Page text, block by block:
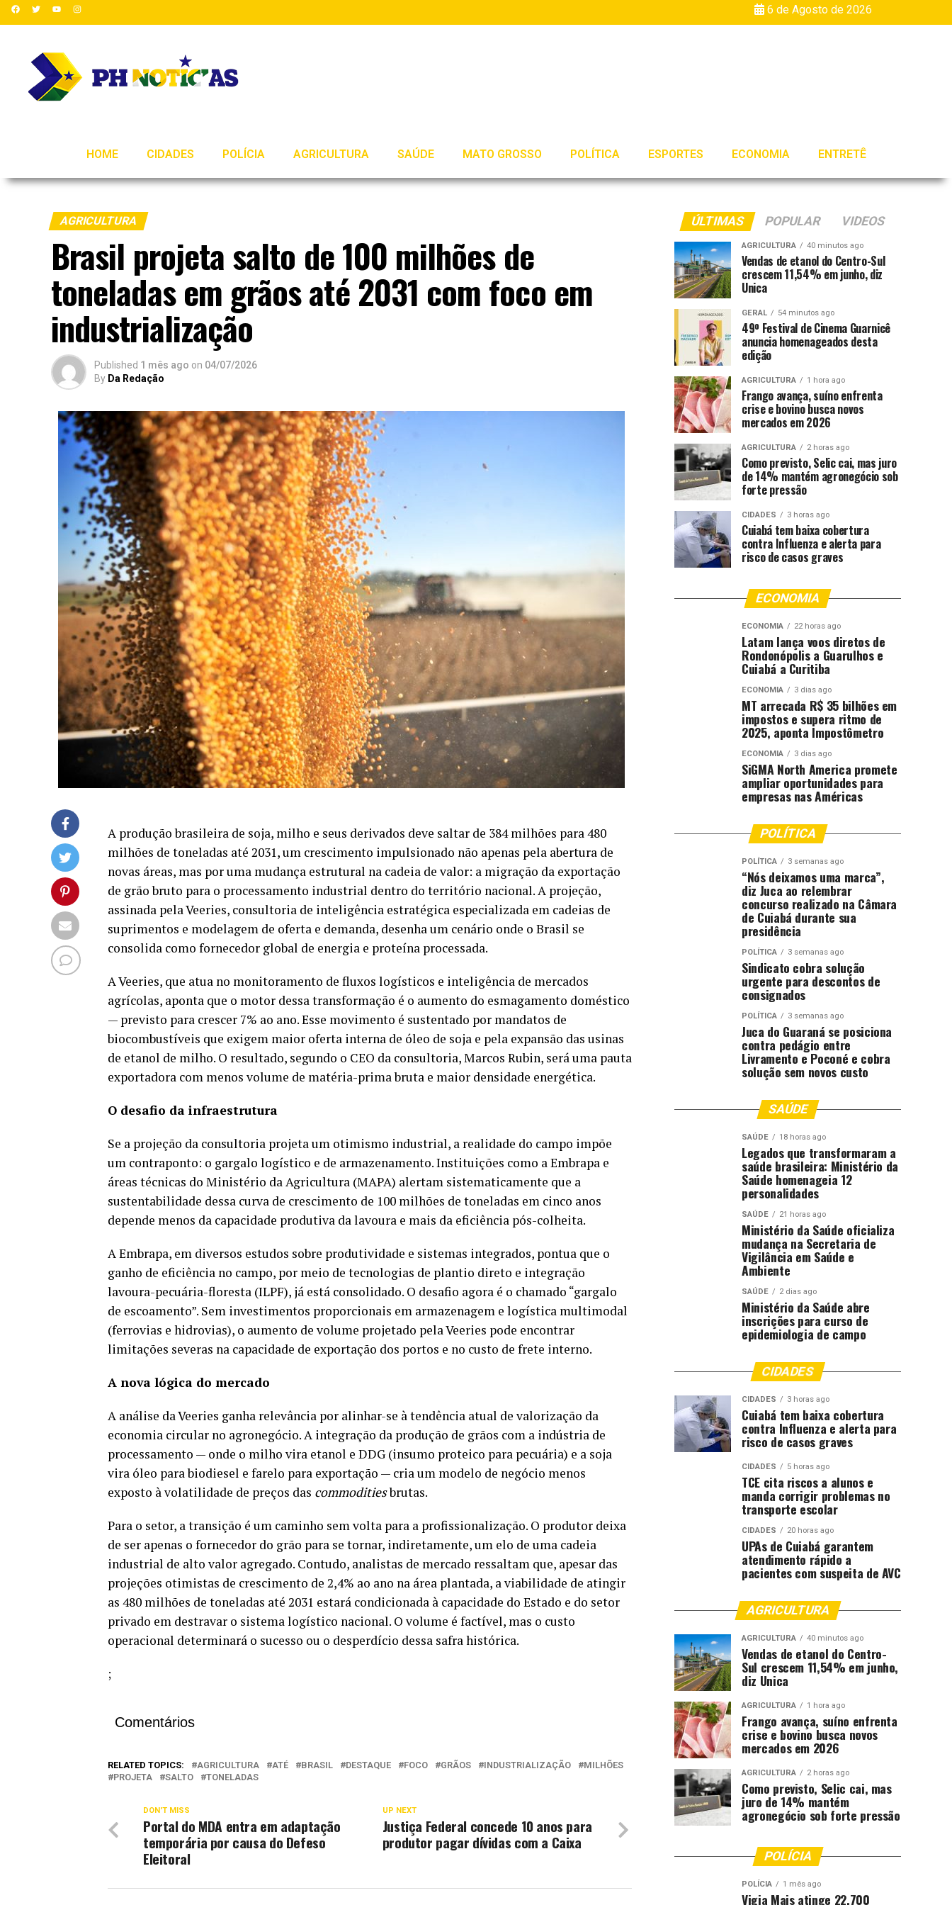
6 de Agosto de 2026
HOME CIDADES POLÍCIA AGRICULTURA SAÚDE MATO GROSSO POLÍTICA ESPORTES ECONOMIA ENTRETÊ
AGRICULTURA
Brasil projeta salto de 100 milhões de
toneladas em grãos até 2031 com foco em
industrialização
Published 1 mês ago on 04/07/2026
By Da Redação
A produção brasileira de soja, milho e seus derivados deve saltar de 384 milhões para 480
milhões de toneladas até 2031, um crescimento impulsionado não apenas pela abertura de
novas áreas, mas por uma mudança estrutural na cadeia de valor: a migração da exportação
de grão bruto para o processamento industrial dentro do território nacional. A projeção,
assinada pela Veeries, consultoria de inteligência estratégica especializada em cadeias de
suprimentos e modelagem de oferta e demanda, desenha um cenário onde o Brasil se
consolida como fornecedor global de energia e proteína processada.
A Veeries, que atua no monitoramento de fluxos logísticos e inteligência de mercados
agrícolas, aponta que o motor dessa transformação é o aumento do esmagamento doméstico
— previsto para crescer 7% ao ano. Esse movimento é sustentado por mandatos de
biocombustíveis que exigem maior oferta interna de óleo de soja e pela expansão das usinas
de etanol de milho. O resultado, segundo o CEO da consultoria, Marcos Rubin, será uma pauta
exportadora com menos volume de matéria-prima bruta e maior densidade energética.
O desafio da infraestrutura
Se a projeção da consultoria projeta um otimismo industrial, a realidade do campo impõe
um contraponto: o gargalo logístico e de armazenamento. Instituições como a Embrapa e
áreas técnicas do Ministério da Agricultura (MAPA) alertam sistematicamente que a
sustentabilidade dessa curva de crescimento de 100 milhões de toneladas em cinco anos
depende menos da capacidade produtiva da lavoura e mais da eficiência pós-colheita.
A Embrapa, em diversos estudos sobre produtividade e sistemas integrados, pontua que o
ganho de eficiência no campo, por meio de tecnologias de plantio direto e integração
lavoura-pecuária-floresta (ILPF), já está consolidado. O desafio agora é o chamado “gargalo
de escoamento”. Sem investimentos proporcionais em armazenagem e logística multimodal
(ferrovias e hidrovias), o aumento de volume projetado pela Veeries pode encontrar
limitações severas na capacidade de exportação dos portos e no custo de frete interno.
A nova lógica do mercado
A análise da Veeries ganha relevância por alinhar-se à tendência atual de valorização da
economia circular no agronegócio. A integração da produção de grãos com a indústria de
processamento — onde o milho vira etanol e DDG (insumo proteico para pecuária) e a soja
vira óleo para biodiesel e farelo para exportação — cria um modelo de negócio menos
exposto à volatilidade de preços das commoditiesbrutas.
Para o setor, a transição é um caminho sem volta para a profissionalização. O produtor deixa
de ser apenas o fornecedor do grão para se tornar, indiretamente, um elo de uma cadeia
industrial de alto valor agregado. Contudo, analistas de mercado ressaltam que, apesar das
projeções otimistas de crescimento de 2,4% ao ano na área plantada, a viabilidade de atingir
as 480 milhões de toneladas até 2031 estará condicionada à capacidade do Estado e do setor
privado em destravar o sistema logístico nacional. O volume é factível, mas o custo
operacional determinará o sucesso ou o desperdício dessa safra histórica.
;
Comentários
RELATED TOPICS: AGRICULTURA ATÉ BRASIL DESTAQUE FOCO GRÃOS INDUSTRIALIZAÇÃO
MILHÕES
PROJETA
SALTO TONELADAS
UP NEXT
Justiça Federal concede 10 anos para
produtor pagar dívidas com a Caixa
DON'T MISS
Portal do MDA entra em adaptação
temporária por causa do Defeso
Eleitoral
ÚLTIMAS POPULAR VIDEOS
AGRICULTURA 40 minutos ago
Vendas de etanol do Centro-Sul
crescem 11,54% em junho, diz
Unica
GERAL 54 minutos ago
49º Festival de Cinema Guarnicê
anuncia homenageados desta
edição
AGRICULTURA 1 hora ago
Frango avança, suíno enfrenta
crise e bovino busca novos
mercados em 2026
AGRICULTURA 2 horas ago
Como previsto, Selic cai, mas juro
de 14% mantém agronegócio sob
forte pressão
CIDADES 3 horas ago
Cuiabá tem baixa cobertura
contra Influenza e alerta para
risco de casos graves
ECONOMIA
ECONOMIA 22 horas ago
Latam lança voos diretos de
Rondonópolis a Guarulhos e
Cuiabá a Curitiba
ECONOMIA 3 dias ago
MT arrecada R$ 35 bilhões em
impostos e supera ritmo de
2025, aponta Impostômetro
ECONOMIA 3 dias ago
SiGMA North America promete
ampliar oportunidades para
empresas nas Américas
POLÍTICA
POLÍTICA 3 semanas ago
“Nós deixamos uma marca”,
diz Juca ao relembrar
concurso realizado na Câmara
de Cuiabá durante sua
presidência
POLÍTICA 3 semanas ago
Sindicato cobra solução
urgente para descontos de
consignados
POLÍTICA 3 semanas ago
Juca do Guaraná se posiciona
contra pedágio entre
Livramento e Poconé e cobra
solução sem novos custo
SAÚDE
SAÚDE 18 horas ago
Legados que transformaram a
saúde brasileira: Ministério da
Saúde homenageia 12
personalidades
SAÚDE 21 horas ago
Ministério da Saúde oficializa
mudança na Secretaria de
Vigilância em Saúde e
Ambiente
SAÚDE 2 dias ago
Ministério da Saúde abre
inscrições para curso de
epidemiologia de campo
CIDADES
CIDADES 3 horas ago
Cuiabá tem baixa cobertura
contra Influenza e alerta para
risco de casos graves
CIDADES 5 horas ago
TCE cita riscos a alunos e
manda corrigir problemas no
transporte escolar
CIDADES 20 horas ago
UPAs de Cuiabá garantem
atendimento rápido a
pacientes com suspeita de AVC
AGRICULTURA
AGRICULTURA 40 minutos ago
Vendas de etanol do Centro-
Sul crescem 11,54% em junho,
diz Unica
AGRICULTURA 1 hora ago
Frango avança, suíno enfrenta
crise e bovino busca novos
mercados em 2026
AGRICULTURA 2 horas ago
Como previsto, Selic cai, mas
juro de 14% mantém
agronegócio sob forte pressão
POLÍCIA
POLÍCIA 1 mês ago
Vigia Mais atinge 22.700